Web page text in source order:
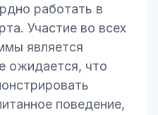
работать в
Участие во всех
является
ожидается, что
поведение,